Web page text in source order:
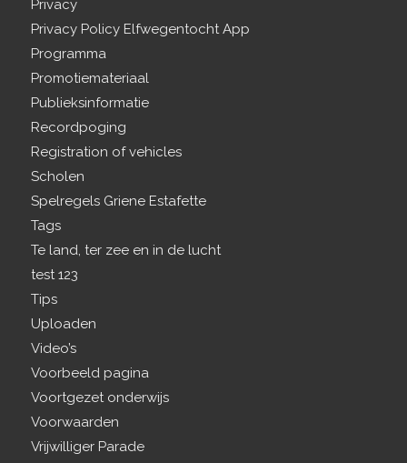
Privacy
Privacy Policy Elfwegentocht App
Programma
Promotiemateriaal
Publieksinformatie
Recordpoging
Registration of vehicles
Scholen
Spelregels Griene Estafette
Tags
Te land, ter zee en in de lucht
test 123
Tips
Uploaden
Video’s
Voorbeeld pagina
Voortgezet onderwijs
Voorwaarden
Vrijwilliger Parade